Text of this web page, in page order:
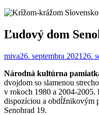
Ľudový dom
miva26. septembra 2021 26.
Národná kultúrna
dvojdom so slamenou
v rokoch 1980 a 2004-2005.
dispozíciou a obdĺžnikovým
Senohrad 19.